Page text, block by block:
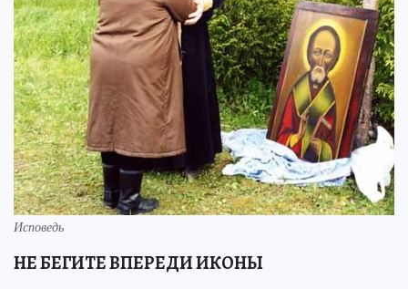
Исповедь
НЕ БЕГИТЕ ВПЕРЕДИ ИКОНЫ